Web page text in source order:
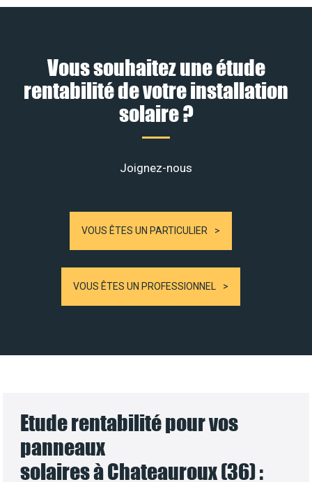
Vous souhaitez une étude
rentabilité de votre installation
solaire ?
Joignez-nous
VOUS ÊTES UN PARTICULIER
VOUS ÊTES UN PROFESSIONNEL
Etude rentabilité pour vos
panneaux
solaires à Chateauroux (36) :